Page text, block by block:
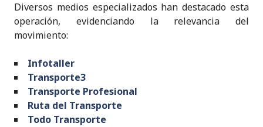
Diversos medios especializados han destacado esta
operación, evidenciando la relevancia del
movimiento:
Infotaller
Transporte3
Transporte Profesional
Ruta del Transporte
Todo Transporte